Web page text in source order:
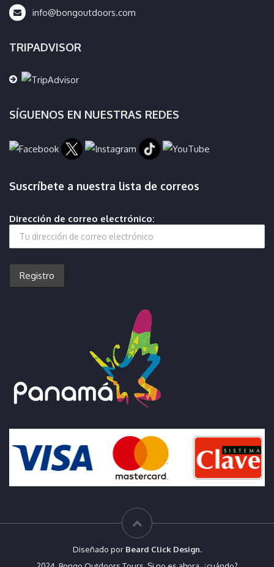
info@bongoutdoors.com
TRIPADVISOR
SÍGUENOS EN NUESTRAS REDES
Suscríbete a nuestra lista de correos
Dirección de correo electrónico:
Diseñado por Beard Click Design.